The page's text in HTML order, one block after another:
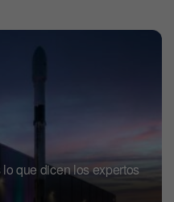
que dicen los expertos